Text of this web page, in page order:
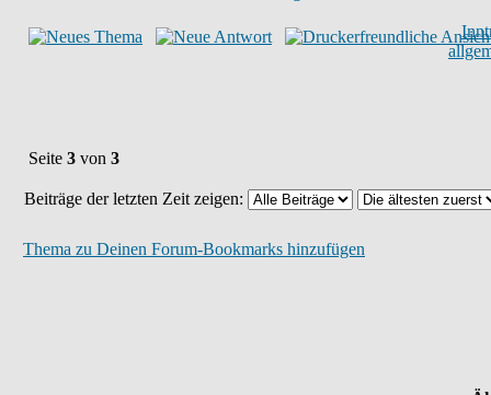
Seite 3 von 3
Beiträge der letzten Zeit zeigen:
Thema zu Deinen Forum-Bookmarks hinzufügen